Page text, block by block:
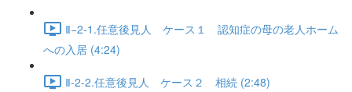
Ⅱ−2-1.任意後見人 ケース１ 認知症の母の老人ホーム
への入居 (4:24)
Ⅱ-2-2.任意後見人 ケース２ 相続 (2:48)